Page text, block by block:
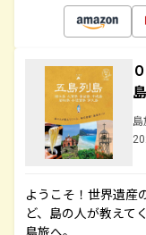
島
ようこそ！世界遺産
ど、島の人が教えて
島旅へ。